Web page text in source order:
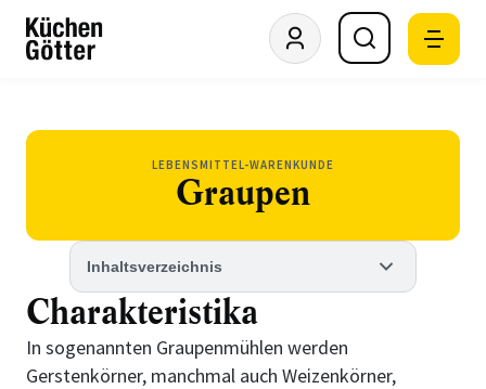
LEBENSMITTEL-WARENKUNDE
Graupen
Inhaltsverzeichnis
Charakteristika
In sogenannten Graupenmühlen werden
Gerstenkörner, manchmal auch Weizenkörner,